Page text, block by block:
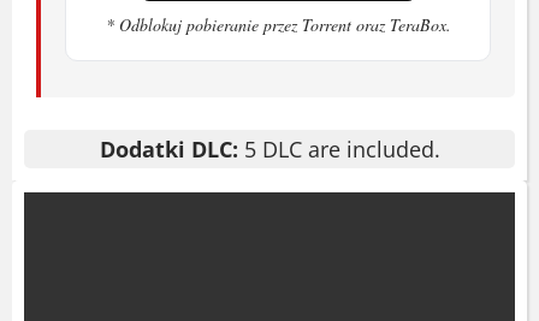
* Odblokuj pobieranie przez Torrent oraz TeraBox.
Dodatki DLC: 5 DLC are included.